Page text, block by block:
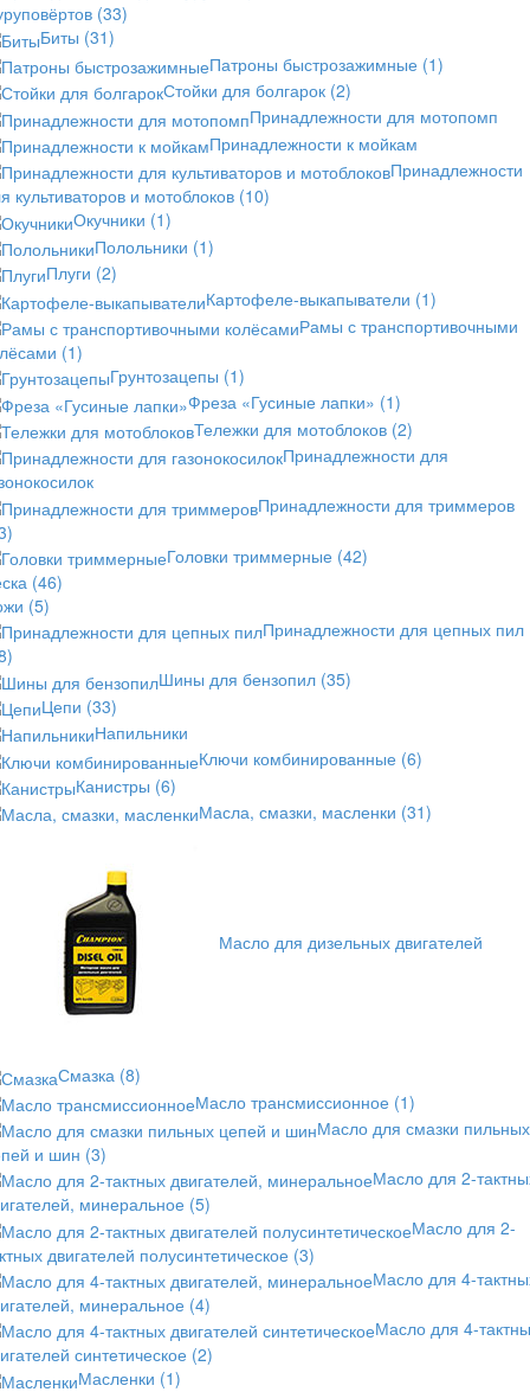
(33)
Биты (31)
Патроны быстрозажимные (1)
Стойки для болгарок (2)
Принадлежности для мотопомп
Принадлежности к мойкам
Принадлежности
культиваторов и мотоблоков (10)
Окучники (1)
Полольники (1)
Плуги (2)
Картофеле-выкапыватели (1)
Рамы с транспортивочными
(1)
Грунтозацепы (1)
Фреза «Гусиные лапки» (1)
Тележки для мотоблоков (2)
Принадлежности для
Принадлежности для триммеров
Головки триммерные (42)
(46)
(5)
Принадлежности для цепных пил
Шины для бензопил (35)
Цепи (33)
Напильники
Ключи комбинированные (6)
Канистры (6)
Масла, смазки, масленки (31)
Масло для дизельных двигателей
Смазка (8)
Масло трансмиссионное (1)
Масло для смазки пильных
и шин (3)
Масло для 2-
минеральное (5)
Масло для 2-
двигателей полусинтетическое (3)
Масло для 4-
минеральное (4)
Масло для 4-
синтетическое (2)
Масленки (1)